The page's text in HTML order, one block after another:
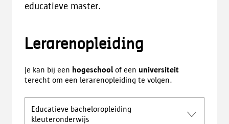
educatieve master.
Lerarenopleiding
Je kan bij een hogeschool of een universiteit
terecht om een lerarenopleiding te volgen.
Educatieve bacheloropleiding
kleuteronderwijs